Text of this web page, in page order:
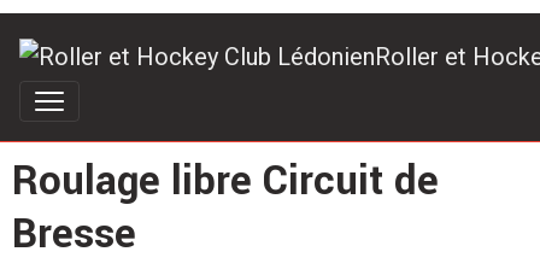
Roller et
Roulage libre Circuit de
Bresse